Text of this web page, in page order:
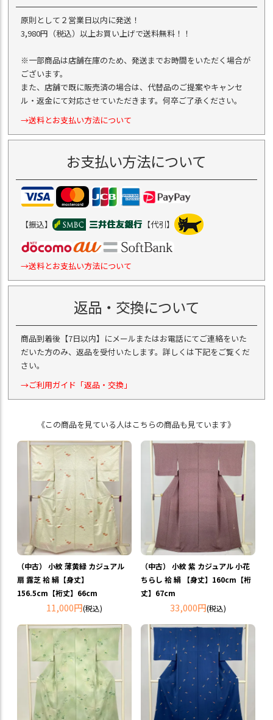
原則として２営業日以内に発送！
3,980円（税込）以上お買い上げで送料無料！！
※一部商品は店舗在庫のため、発送までお時間をいただく場合が
ございます。
また、店舗で既に販売済の場合は、代替品のご提案やキャンセ
ル・返金にて対応させていただきます。何卒ご了承ください。
→送料とお支払い方法について
お支払い方法について
【振込】 【代引】
→送料とお支払い方法について
返品・交換について
商品到着後【7日以内】にメールまたはお電話にてご連絡をいた
だいた方のみ、返品を受付いたします。詳しくは下記をご覧くだ
さい。
→ご利用ガイド「返品・交換」
《この商品を見ている人はこちらの商品も見ています》
（中古） 小紋 薄黄緑 カジュアル
扇 露芝 袷 絹【身丈】
156.5cm【裄丈】66cm
11,000円(税込)
（中古） 小紋 紫 カジュアル 小花
ちらし 袷 絹 【身丈】160cm【裄
丈】67cm
33,000円(税込)